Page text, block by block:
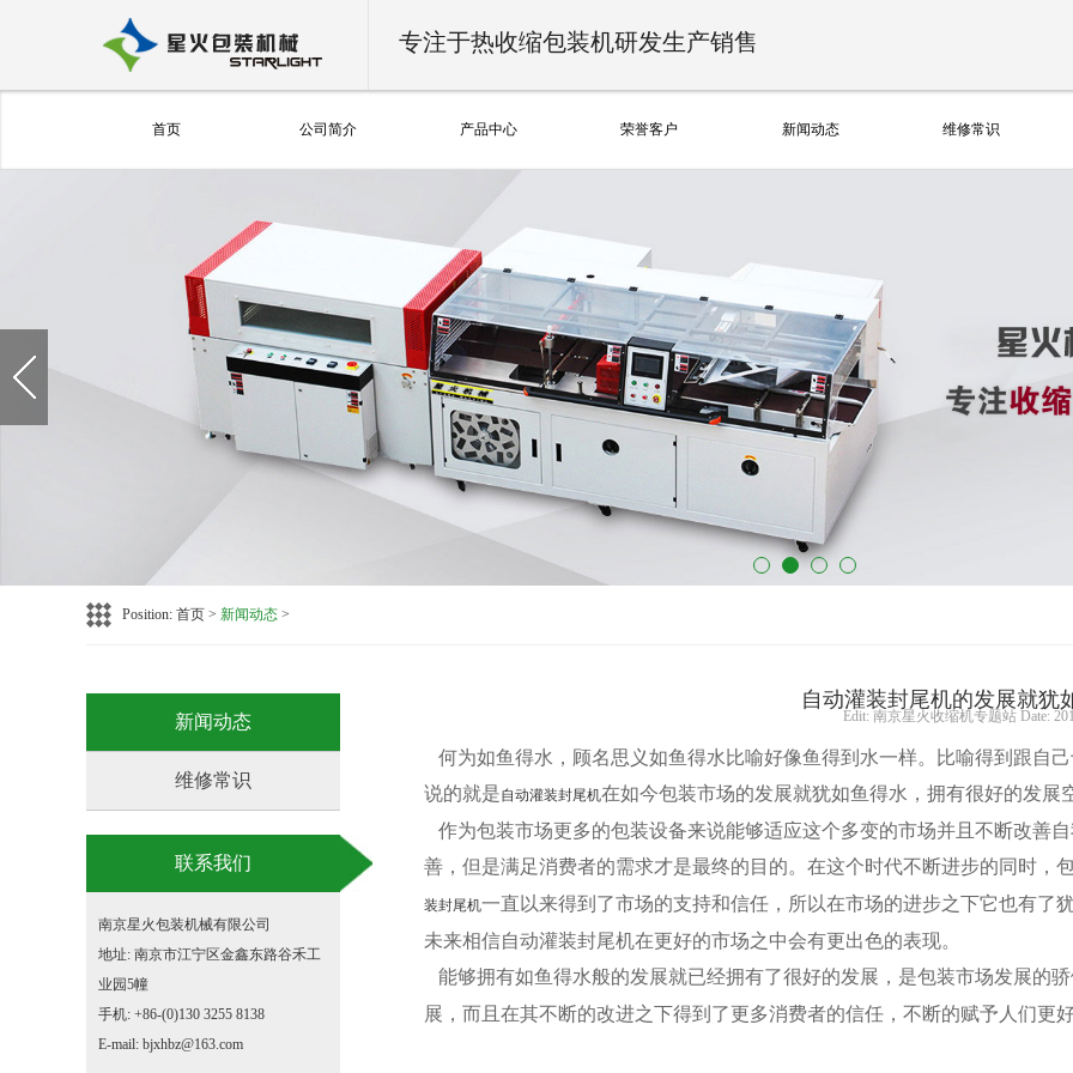
专注于热收缩包装机研发生产销售
首页 公司简介 产品中心 荣誉客户 新闻动态 维修常识
Position: 首页 > 新闻动态 >
自动灌装封尾机的发展就犹
Edit: 南京星火收缩机专题站 Date:
何为如鱼得水，顾名思义如鱼得水比喻好像鱼得到水一样。比喻得到跟自
说的就是自动灌装封尾机在如今包装市场的发展就犹如鱼得水，拥有很好的发展
作为包装市场更多的包装设备来说能够适应这个多变的市场并且不断改善
善，但是满足消费者的需求才是最终的目的。在这个时代不断进步的同时，
装封尾机一直以来得到了市场的支持和信任，所以在市场的进步之下它也有了
未来相信自动灌装封尾机在更好的市场之中会有更出色的表现。
能够拥有如鱼得水般的发展就已经拥有了很好的发展，是包装市场发展的
展，而且在其不断的改进之下得到了更多消费者的信任，不断的赋予人们更
新闻动态
维修常识
联系我们
南京星火包装机械有限公司
地址: 南京市江宁区金鑫东路谷禾工
业园5幢
手机: +86-(0)130 3255 8138
E-mail: bjxhbz@163.com